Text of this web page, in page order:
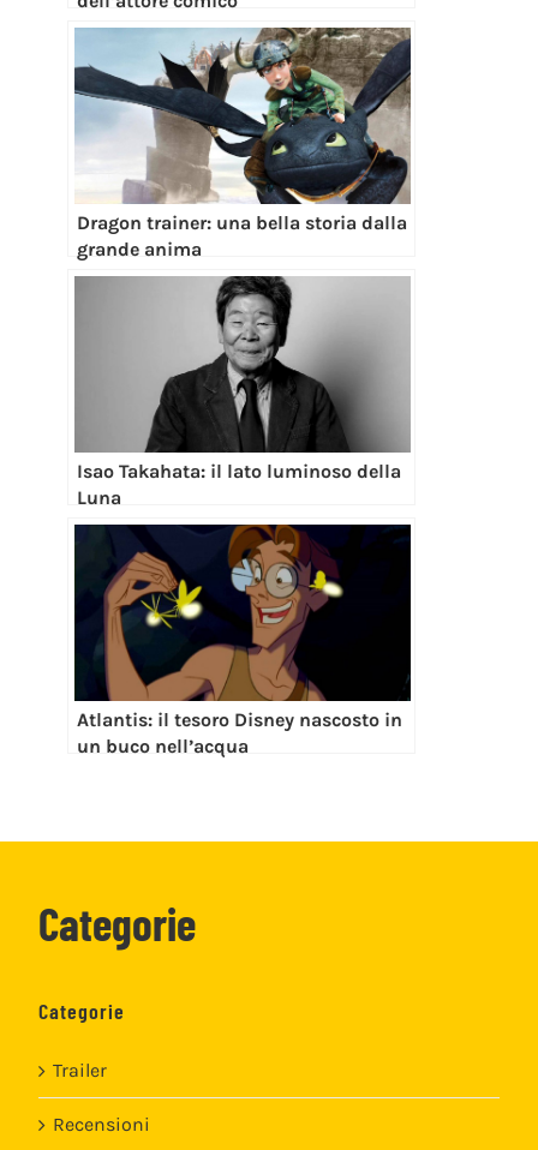
Dragon trainer: una bella storia dalla
grande anima
Isao Takahata: il lato luminoso della
Luna
Atlantis: il tesoro Disney nascosto in
un buco nell’acqua
Categorie
Categorie
Trailer
Recensioni